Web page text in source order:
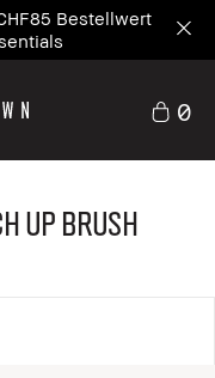
Bestellwert
0
Up Brush